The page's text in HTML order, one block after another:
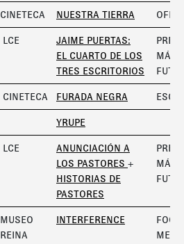
CINETECA NUESTRA TIERRA
LCE
JAIME PUERTAS:
EL CUARTO DE LOS
TRES ESCRITORIOS
CINETECA FURADA NEGRA
YRUPE
LCE
ANUNCIACIÓN A
LOS PASTORES +
HISTORIAS DE
PASTORES
MUSEO
REINA
INTERFERENCE
FOCO